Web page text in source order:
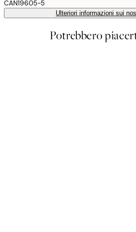
CAN19605-5
Ulteriori informazioni sui
Potrebbero